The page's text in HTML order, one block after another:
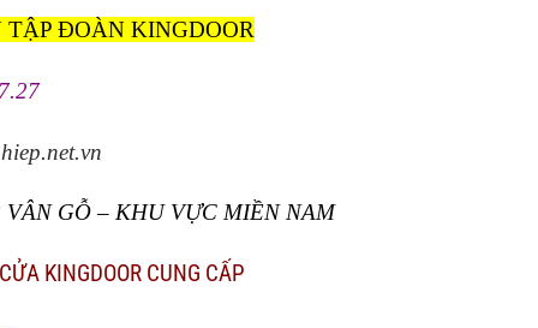
TẬP ĐOÀN KINGDOOR
VÂN GỖ – KHU VỰC MIỀN NAM
KINGDOOR CUNG CẤP